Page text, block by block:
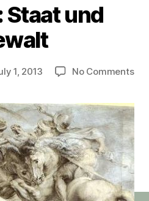
Staat und
1, 2013 No Commentson